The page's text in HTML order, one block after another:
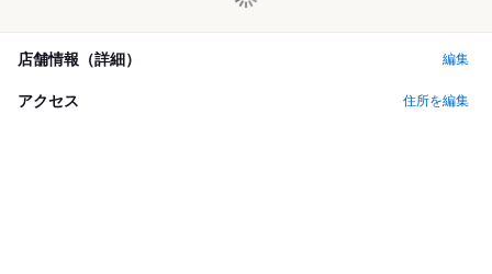
店舗情報（詳細） 編集
アクセス 住所を編集